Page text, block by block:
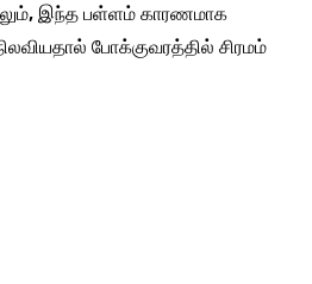
இந்த பள்ளம் காரணமாக
போக்குவரத்தில் சிரமம்